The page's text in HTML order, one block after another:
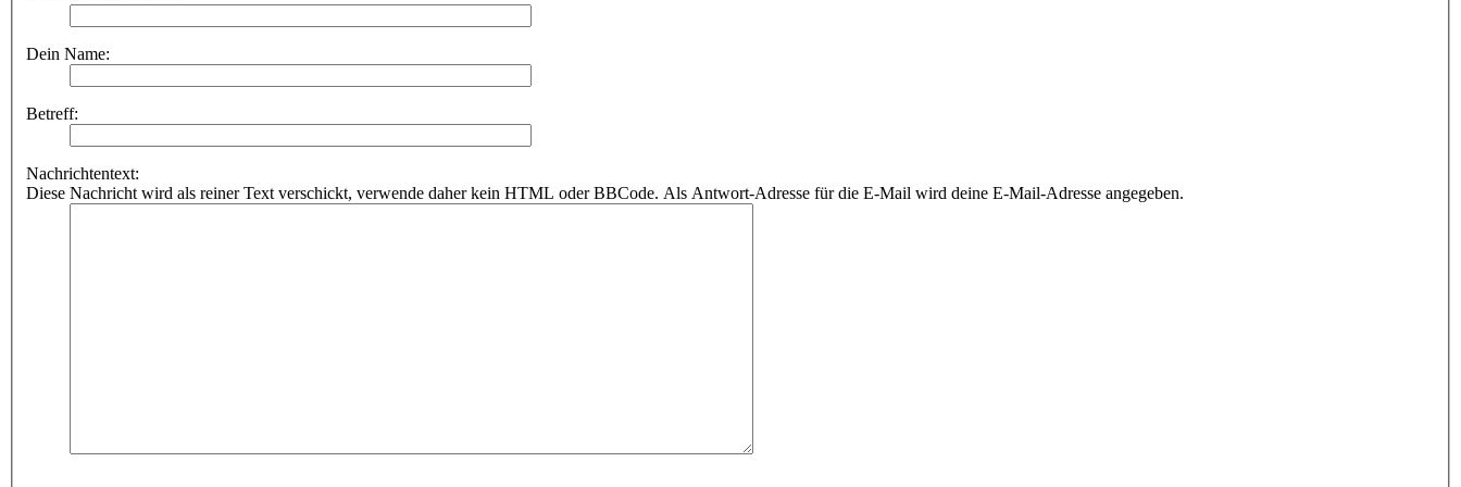
Dein Name:
Betreff:
Nachrichtentext:
Diese Nachricht wird als reiner Text verschickt, verwende daher kein HTML oder BBCode. Als Antwort-Adresse für die E-Mail wird deine E-Mail-Adresse angegeben.